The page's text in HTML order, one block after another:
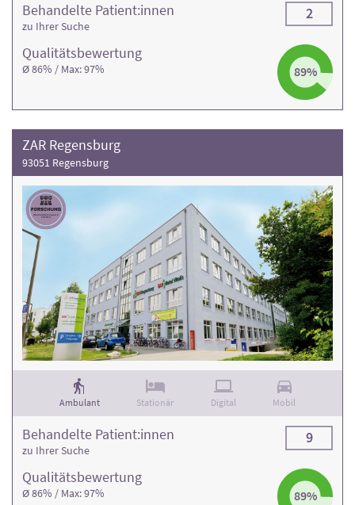
Qualitäts­bewertung
Ø 86% / Max: 97% 89%
Behandelte Patient:innen
zu Ihrer Suche
2
ZAR Regensburg
93051 Regensburg
Ambulant Stationär Digital Mobil
Qualitäts­bewertung
Ø 86% / Max: 97% 89%
Behandelte Patient:innen
zu Ihrer Suche
9